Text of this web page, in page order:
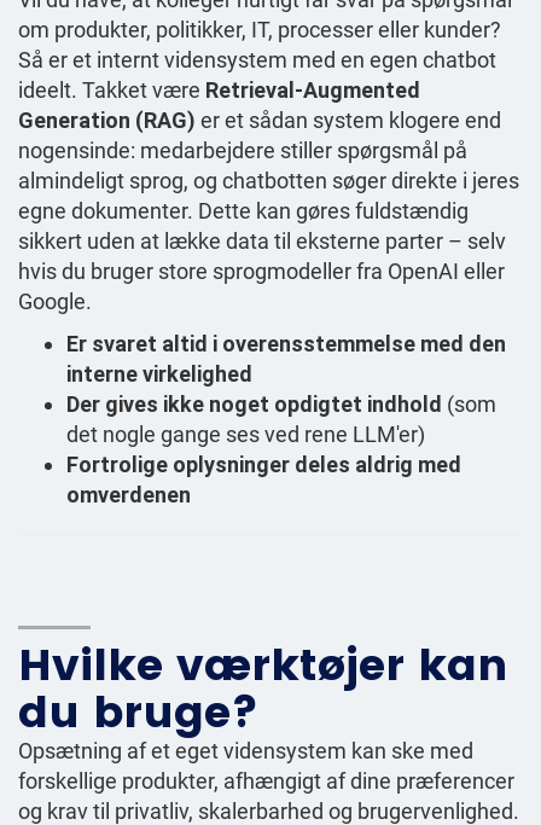
om produkter, politikker, IT, processer eller kunder?
Så er et internt vidensystem med en egen chatbot
ideelt. Takket være Retrieval-Augmented
Generation (RAG) er et sådan system klogere end
nogensinde: medarbejdere stiller spørgsmål på
almindeligt sprog, og chatbotten søger direkte i jeres
egne dokumenter. Dette kan gøres fuldstændig
sikkert uden at lække data til eksterne parter – selv
hvis du bruger store sprogmodeller fra OpenAI eller
Google.
Er svaret altid i overensstemmelse med den
interne virkelighed
Der gives ikke noget opdigtet indhold (som
det nogle gange ses ved rene LLM'er)
Fortrolige oplysninger deles aldrig med
omverdenen
Hvilke værktøjer kan
du bruge?
Opsætning af et eget vidensystem kan ske med
forskellige produkter, afhængigt af dine præferencer
og krav til privatliv, skalerbarhed og brugervenlighed.